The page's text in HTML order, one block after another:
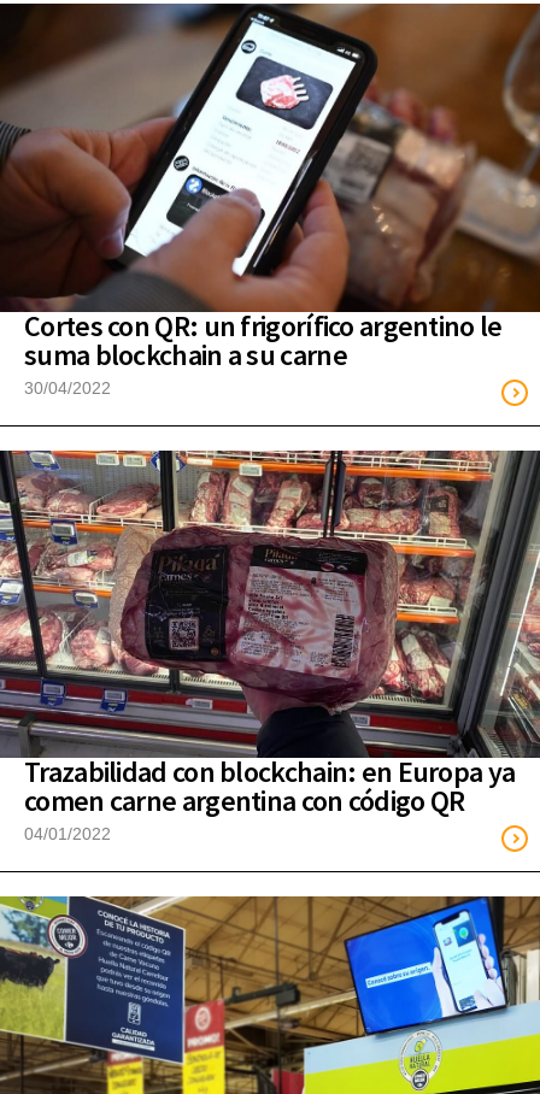
Cortes con QR: un frigorífico argentino le
suma blockchain a su carne
30/04/2022
Trazabilidad con blockchain: en Europa ya
comen carne argentina con código QR
04/01/2022